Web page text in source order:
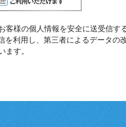
客様の個人情報を安全に送受信す
を利用し、第三者によるデータの
ます。